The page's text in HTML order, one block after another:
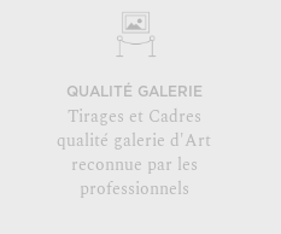
QUALITÉ GALERIE
Tirages et Cadres
qualité galerie d'Art
reconnue par les
professionnels